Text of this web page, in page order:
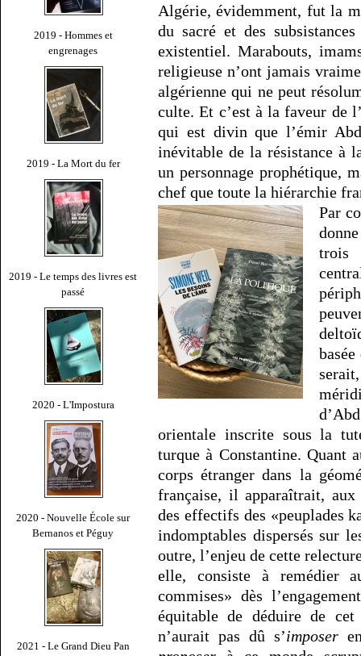
2019 - Hommes et
engrenages
2019 - La Mort du fer
2019 - Le temps des livres est
passé
2020 - L'Impostura
2020 - Nouvelle École sur
Bernanos et Péguy
2021 - Le Grand Dieu Pan
Algérie, évidemment, fut la
du sacré et des
existentiel. Marabouts,
religieuse n’ont jamais
algérienne qui ne peut
culte. Et c’est à la faveur de
qui est divin que l’émir
inévitable de la résistance à
un personnage prophétique,
chef que toute la hiérarchie
Par
trois
orientale inscrite sous la
turque à Constantine. Quant
corps étranger dans la
française, il apparaîtrait,
des effectifs des «peuplades
indomptables dispersés sur
outre, l’enjeu de cette
elle, consiste à remédier
commises» dès
équitable de déduire de
n’aurait pas dû s’imposeren